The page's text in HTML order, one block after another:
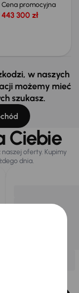
Cena promocyjna
443 300 zł
w naszych
możemy mieć
szukasz.
Ciebie
naszej oferty. Kupimy
dnia.